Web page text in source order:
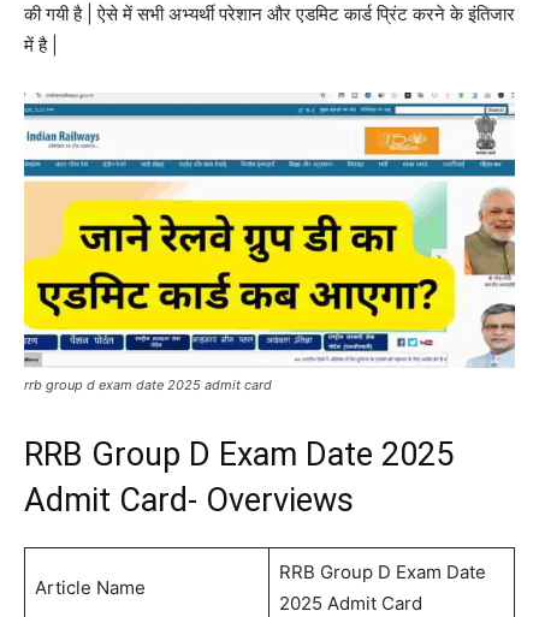
की गयी है | ऐसे में सभी अभ्यर्थी परेशान और एडमिट कार्ड प्रिंट करने के इंतिजार
में है |
rrb group d exam date 2025 admit card
RRB Group D Exam Date 2025
Admit Card- Overviews
Article Name
RRB Group D Exam Date
2025 Admit Card